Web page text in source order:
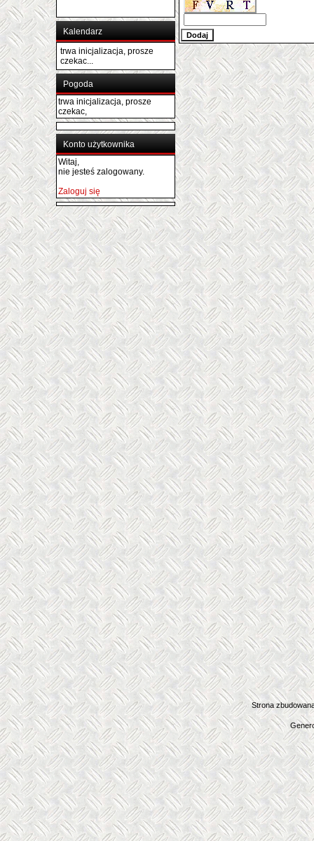
Kalendarz
trwa inicjalizacja, prosze
czekac...
Pogoda
trwa inicjalizacja, prosze
czekac,
Konto użytkownika
Witaj,
nie jesteś zalogowany.
Zaloguj się
Strona